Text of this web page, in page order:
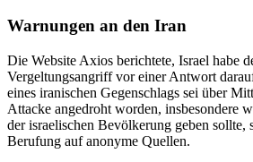
Warnungen an den Iran
Die Website Axios berichtete, Israel habe
Vergeltungsangriff vor einer Antwort
eines iranischen Gegenschlags sei über
Attacke angedroht worden, insbesondere
der israelischen Bevölkerung geben sollte,
Berufung auf anonyme Quellen.